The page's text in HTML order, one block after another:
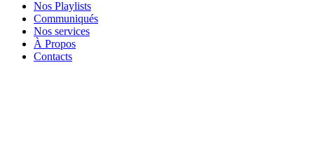
Nos Playlists
Communiqués
Nos services
À Propos
Contacts